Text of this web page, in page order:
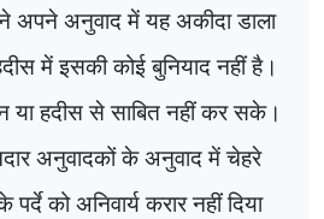
अपने अनुवाद में यह अकीदा डाला
में इसकी कोई बुनियाद नहीं है।
या हदीस से साबित नहीं कर सके।
अनुवादकों के अनुवाद में चेहरे
को अनिवार्य करार नहीं दिया